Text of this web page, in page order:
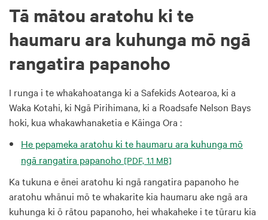
Tā mātou aratohu ki te
haumaru ara kuhunga mō ngā
rangatira papanoho
I runga i te whakahoatanga ki a Safekids Aotearoa, ki a
Waka Kotahi, ki Ngā Pirihimana, ki a Roadsafe Nelson Bays
hoki, kua whakawhanaketia e Kāinga Ora :
He pepameka aratohu ki te haumaru ara kuhunga mō
ngā rangatira papanoho [PDF, 1.1 MB]
Ka tukuna e ēnei aratohu ki ngā rangatira papanoho he
aratohu whānui mō te whakarite kia haumaru ake ngā ara
kuhunga ki ō rātou papanoho, hei whakaheke i te tūraru kia